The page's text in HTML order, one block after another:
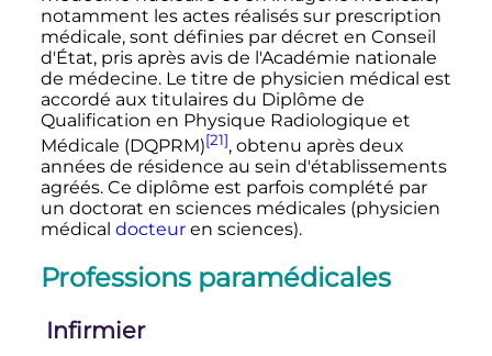
notamment les actes réalisés sur prescription
médicale, sont définies par décret en Conseil
d'État, pris après avis de l'Académie nationale
de médecine. Le titre de physicien médical est
accordé aux titulaires du Diplôme de
Qualification en Physique Radiologique et
Médicale (DQPRM)[21], obtenu après deux
années de résidence au sein d'établissements
agréés. Ce diplôme est parfois complété par
un doctorat en sciences médicales (physicien
médical docteuren sciences).
Professions paramédicales
Infirmier